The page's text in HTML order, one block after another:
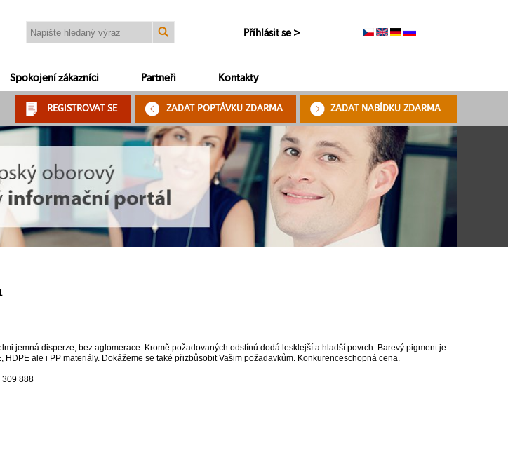
Příhlásit se >
Spokojení zákazníci Partneři Kontakty
REGISTROVAT SE ZADAT POPTÁVKU ZDARMA ZADAT NABÍDKU ZDARMA
jemná disperze, bez aglomerace. Kromě požadovaných odstínů dodá lesklejší a hladší povrch. Barevý pigment je
ale i PP materiály. Dokážeme se také přizbůsobit Vašim požadavkům. Konkurenceschopná cena.
309 888